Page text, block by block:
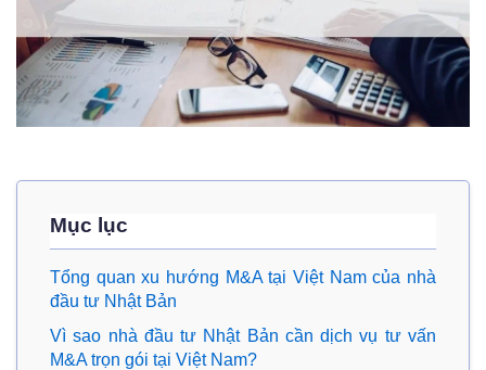
Mục lục
Tổng quan xu hướng M&A tại Việt Nam của nhà
đầu tư Nhật Bản
Vì sao nhà đầu tư Nhật Bản cần dịch vụ tư vấn
M&A trọn gói tại Việt Nam?